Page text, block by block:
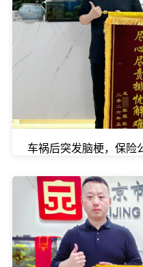
车祸后突发脑梗，保